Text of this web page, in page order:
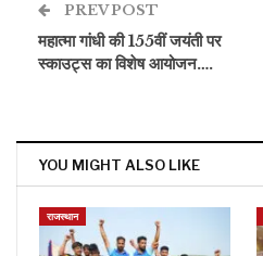
PREV POST
महात्मा गांधी की 155वीं जयंती पर
स्काउट्स का विशेष आयोजन….
YOU MIGHT ALSO LIKE
राजस्थान